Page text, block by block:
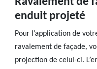
enduit projeté
Pour l’application de
ravalement de façade,
projection de celui-ci.